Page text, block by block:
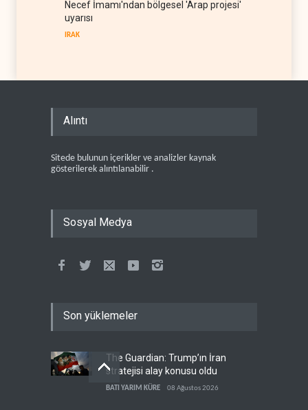
Necef İmamı'ndan bölgesel 'Arap projesi'
uyarısı
IRAK
Alıntı
Sitede bulunun içerikler ve analizler kaynak
gösterilerek alıntılanabilir .
Sosyal Medya
Son yüklemeler
The Guardian: Trump’ın İran
stratejisi alay konusu oldu
BATI YARIM KÜRE 08 Ağustos 2026